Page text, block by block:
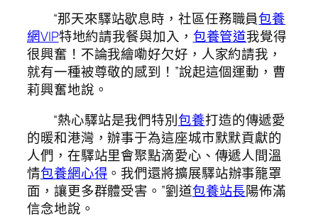
“那天來驛站歇息時，社區任務職員包養
網VIP特地約請我餐與加入， 包養管道我覺得
很興奮！不論我繪嘞好欠好，人家約請我，
就有一種被尊敬的感到！”說起這個運動，曹
莉興奮地說。
“熱心驛站是我們特別包養打造的傳遞愛
的暖和港灣，辦事于為這座城市默默貢獻的
人們，在驛站里會聚點滴愛心、傳遞人間溫
情包養網心得 。我們還將擴展驛站辦事籠罩
面，讓更多群體受害。”劉道包養站長陽佈滿
信念地說。